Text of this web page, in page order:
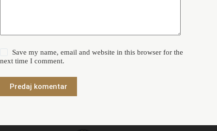
Save my name, email and website in this browser for the
next time I comment.
Predaj komentar